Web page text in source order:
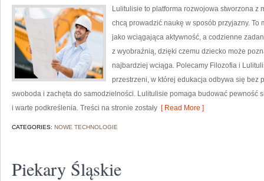
Lulitulisie to platforma rozwojowa stworzona z
chcą prowadzić naukę w sposób przyjazny.
jako wciągająca aktywność, a codzienne
z wyobraźnią, dzięki czemu dziecko może
najbardziej wciąga. Polecamy Filozofia i
przestrzeni, w której edukacja odbywa się bez
swoboda i zachęta do samodzielności. Lulitulisie pomaga budować pewność
i warte podkreślenia. Treści na stronie zostały [ Read More ]
CATEGORIES: NOWE TECHNOLOGIE
Piekary Śląskie